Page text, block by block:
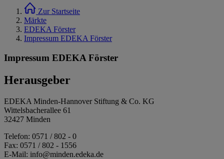
Zur Startseite
Märkte
EDEKA Förster
Impressum EDEKA Förster
Impressum EDEKA Förster
Herausgeber
EDEKA Minden-Hannover Stiftung & Co. KG
Wittelsbacherallee 61
32427 Minden
Telefon: 0571 / 802 - 0
Fax: 0571 / 802 - 1556
E-Mail: info@minden.edeka.de